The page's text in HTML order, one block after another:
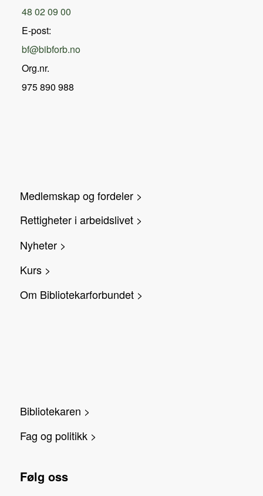
48 02 09 00
E-post:
bf@bibforb.no
Org.nr.
975 890 988
Medlemskap og fordeler >
Rettigheter i arbeidslivet >
Nyheter >
Kurs >
Om Bibliotekarforbundet >
Bibliotekaren >
Fag og politikk >
Følg oss